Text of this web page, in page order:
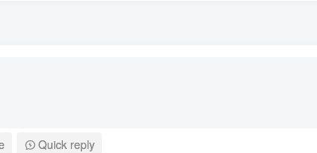
Quick reply